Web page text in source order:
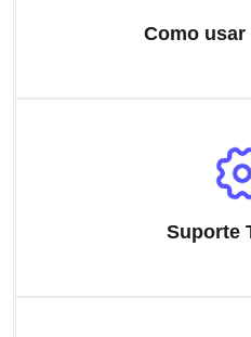
Como
Suporte